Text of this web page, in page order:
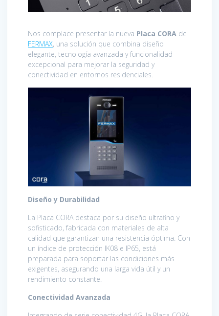
Nos complace presentar la nueva Placa CORA de
FERMAX, una solución que combina diseño
elegante, tecnología avanzada y funcionalidad
excepcional para mejorar la seguridad y
conectividad en entornos residenciales.
Diseño y Durabilidad
La Placa CORA destaca por su diseño ultrafino y
sofisticado, fabricada con materiales de alta
calidad que garantizan una resistencia óptima. Con
un índice de protección IK08 e IP65, está
preparada para soportar las condiciones más
exigentes, asegurando una larga vida útil y un
rendimiento constante.
Conectividad Avanzada